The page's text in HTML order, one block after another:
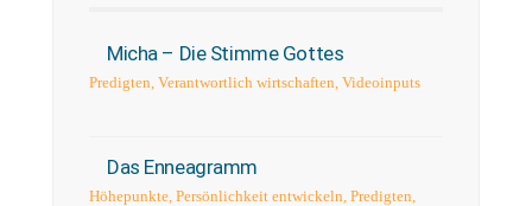
Micha – Die Stimme Gottes
Predigten, Verantwortlich wirtschaften, Videoinputs
Das Enneagramm
Höhepunkte, Persönlichkeit entwickeln, Predigten,